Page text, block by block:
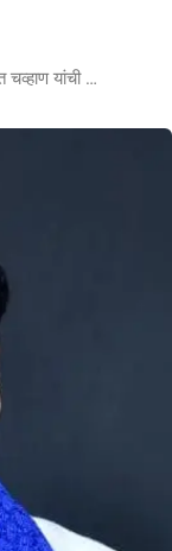
वंचित बहुजन आघाडीच्या तालुका युवा उपाध्यक्षपदी विश्वजीत चव्हाण यांची निवड